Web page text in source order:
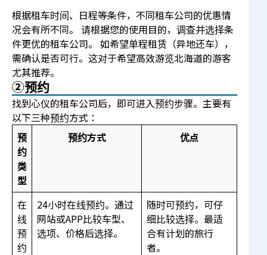
根据租车时间、日程等条件，不同租车公司的优惠情
况会有所不同。 请根据您的使用目的，调查并选择条
件更优的租车公司。 如希望单程租赁（异地还车），
需确认是否可行。这对于希望高效游览北海道的游客
尤其推荐。
②预约
找到心仪的租车公司后，即可进入预约步骤。主要有
以下三种预约方式：
预
约
类
型
预约方式 优点
在
线
预
约
24小时在线预约。通过
网站或APP比较车型、
选项、价格后选择。
随时可预约，可仔
细比较选择。最适
合有计划的旅行
者。